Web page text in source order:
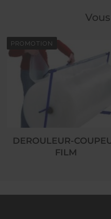
PROMOTION
DEROULEUR-
FILM